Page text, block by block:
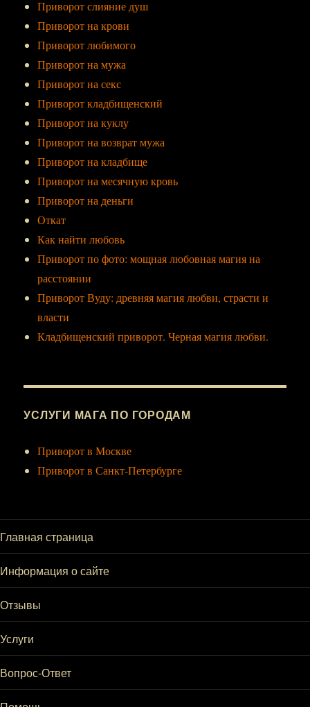
Приворот слияние душ
Приворот на крови
Приворот любимого
Приворот на мужа
Приворот на секс
Приворот кладбищенский
Приворот на куклу
Приворот на возврат мужа
Приворот на кладбище
Приворот на месячную кровь
Приворот на деньги
Откат
Как найти любовь
Приворот по фото: мощная любовная магия на
расстоянии
Приворот Вуду: древняя магия любви, страсти и
власти
Кладбищенский приворот. Черная магия любви.
УСЛУГИ МАГА ПО ГОРОДАМ
Приворот в Москве
Приворот в Санкт-Петербурге
Главная страница
Информация о сайте
Отзывы
Услуги
Вопрос-Ответ